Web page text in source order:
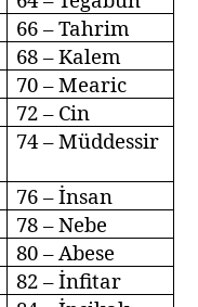
66 –Tahrim
68 – Kalem
70 –Mearic
72 – Cin
74 –Müddessir
76 – İnsan
78 –Nebe
80 – Abese
82 –İnfitar